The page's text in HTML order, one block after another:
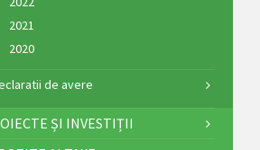
2021
2020
de avere
ȘI INVESTIȚII